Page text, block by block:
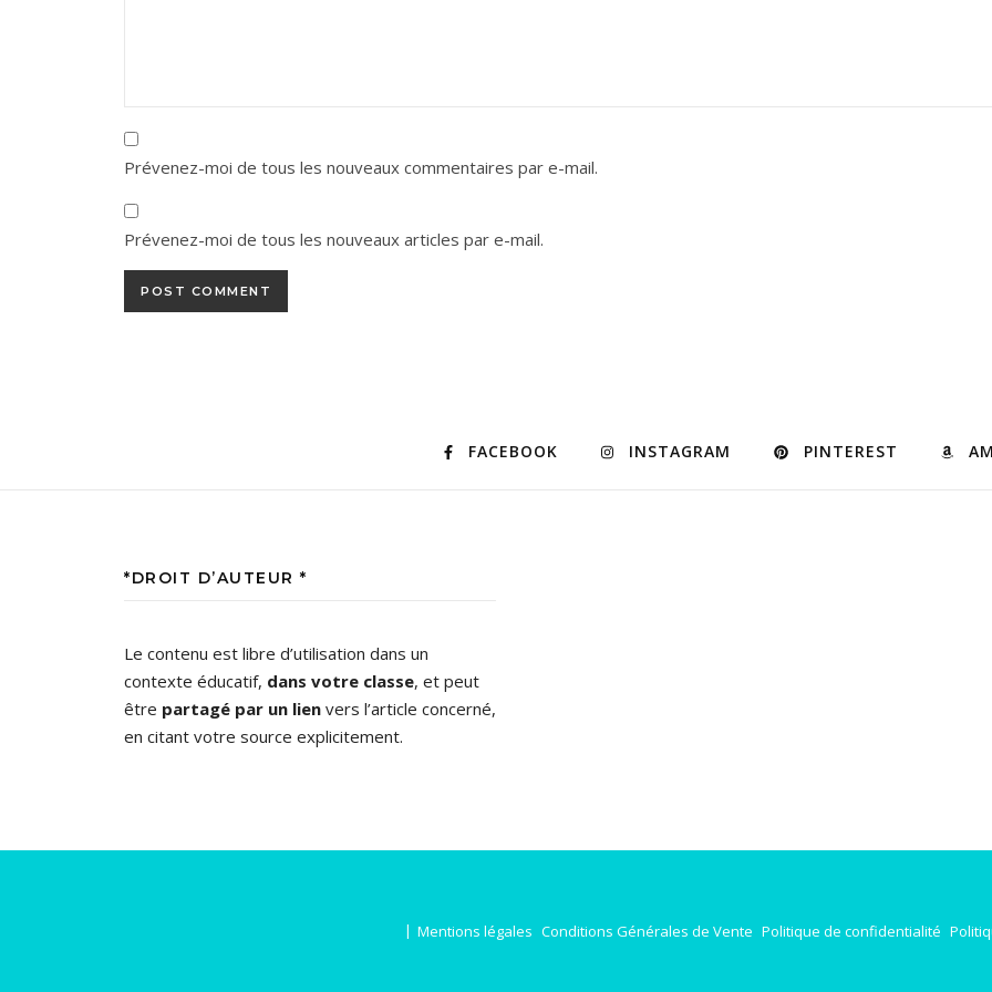
Prévenez-moi de tous les nouveaux commentaires par e-mail.
Prévenez-moi de tous les nouveaux articles par e-mail.
FACEBOOK INSTAGRAM PINTEREST
*DROIT D’AUTEUR *
Le contenu est libre d’utilisation dans un
contexte éducatif, dans votre classe, et peut
être partagé par un lien vers l’article concerné,
en citant votre source explicitement.
Mentions légales Conditions Générales de Vente Politique de confidentialité